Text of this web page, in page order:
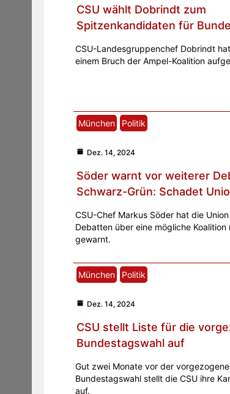
CSU wählt Dobrindt zum
Spitzenkandidaten für
CSU-Landesgruppenchef Dobrindt
einem Bruch der Ampel-Koalition
München Politik
Dez. 14, 2024
Söder warnt vor weiterer
Schwarz-Grün: Schadet
CSU-Chef Markus Söder hat die
Debatten über eine mögliche Koalition
gewarnt.
München Politik
Dez. 14, 2024
CSU stellt Liste für die
Bundestagswahl auf
Gut zwei Monate vor der
Bundestagswahl stellt die CSU ihre
auf.